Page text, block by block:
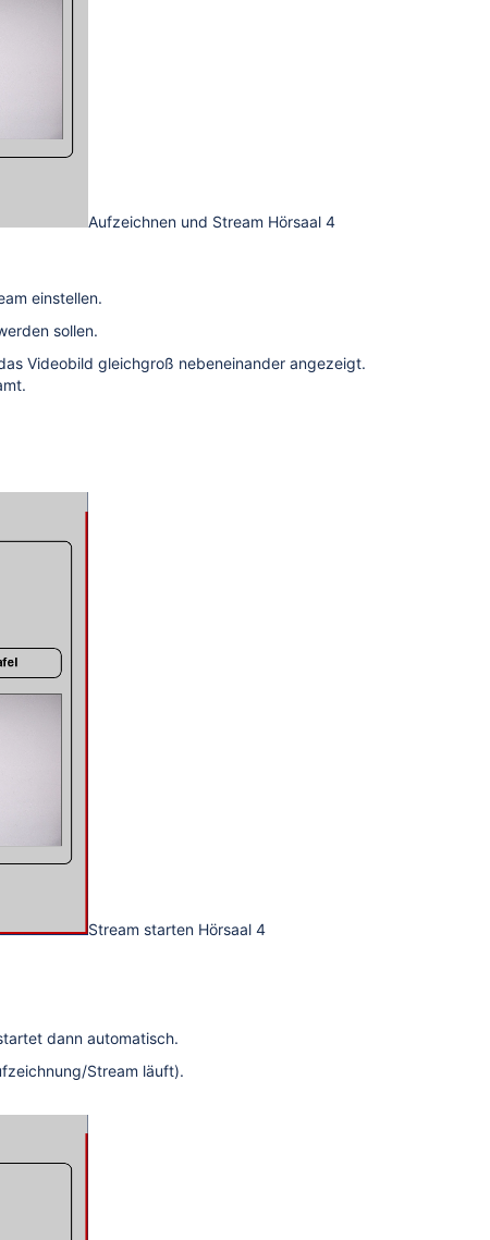
Aufzeichnen und Stream Hörsaal 4
einstellen.
sollen.
Videobild gleichgroß nebeneinander angezeigt.
Stream starten Hörsaal 4
dann automatisch.
Stream läuft).